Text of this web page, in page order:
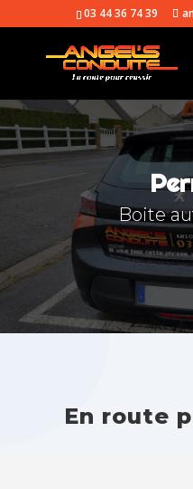
03 44 36 74 39
Boite
En route